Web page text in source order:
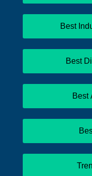
Best
Best
Best